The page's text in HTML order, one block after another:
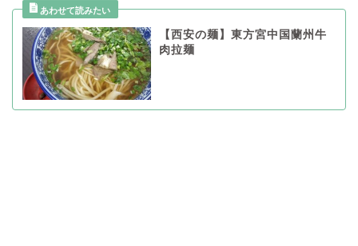
【西安の麺】東方宮中国蘭州牛
肉拉麺